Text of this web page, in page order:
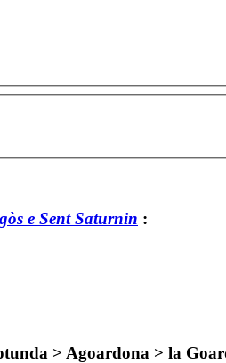
e Sent Saturnin :
> Agoardona > la